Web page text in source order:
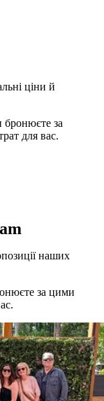
ціни й
за
для вас.
наших
за цими